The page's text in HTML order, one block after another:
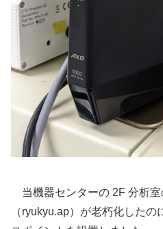
当機器センターの 2F 分析室
（ryukyu.ap）が老朽化した